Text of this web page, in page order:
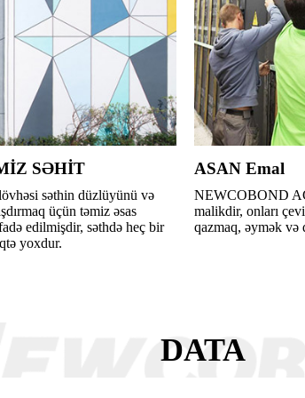
SƏHİT
səthin düzlüyünü və
üçün təmiz əsas
edilmişdir, səthdə heç bir
yoxdur.
ASAN Emal
NEWCOBOND
malikdir, onları
qazmaq, əymək və
DATA